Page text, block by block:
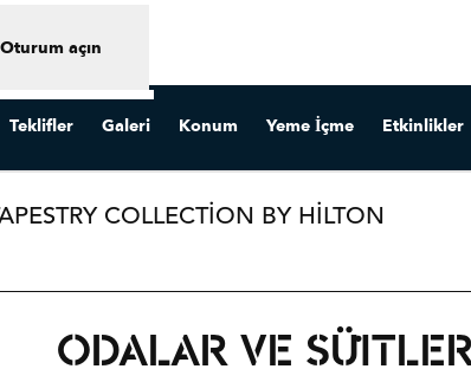
Oturum açın
Teklifler Galeri Konum Yeme İçme Etkinlikler
COLLECTION BY HILTON
ODALAR VE